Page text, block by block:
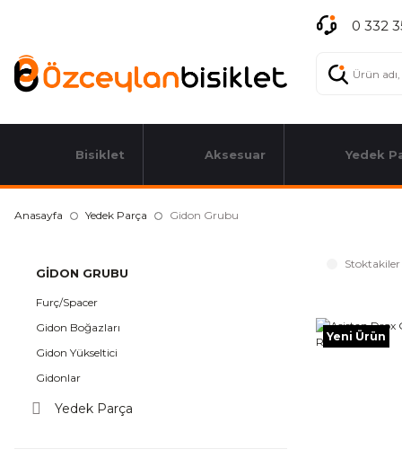
0 332
Bisiklet Aksesuar Yedek
Anasayfa Yedek Parça Gidon Grubu
GIDON GRUBU
Furç/Spacer
Gidon Boğazları
Gidon Yükseltici
Gidonlar
Yedek Parça
Stoktakiler
Yeni Ürün